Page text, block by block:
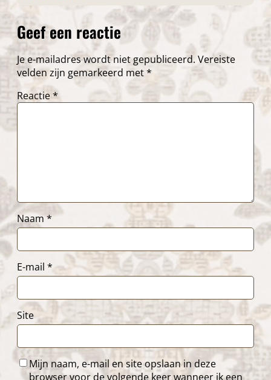
Geef een reactie
Je e-mailadres wordt niet gepubliceerd. Vereiste
velden zijn gemarkeerd met*
Reactie*
Naam*
E-mail *
Site
Mijn naam, e-mail en site opslaan in deze
browser voor de volgende keer wanneer ik een